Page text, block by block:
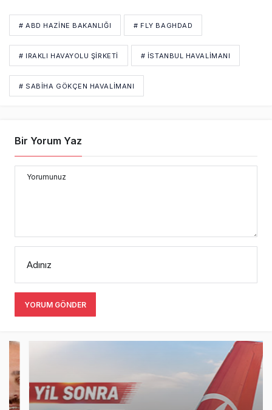
# ABD HAZINE BAKANLIĞI # FLY BAGHDAD
# IRAKLI HAVAYOLU ŞIRKETI # İSTANBUL HAVALİMANI
# SABIHA GÖKÇEN HAVALIMANI
Bir Yorum Yaz
Yorumunuz
Adınız
YORUM GÖNDER